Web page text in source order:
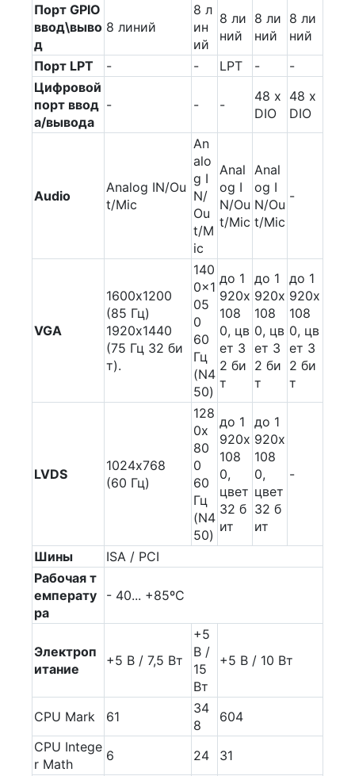
Порт GPIO
ввод\выво
д
8 линий
8 л
ин
ий
8 ли
ний
8 ли
ний
8 ли
ний
Порт LPT
- - LPT -
-
Цифровой
порт ввод
а/вывода
- - -
48 x
DIO
48 x
DIO
Audio
Analog IN/Ou
t/Mic
An
alo
g I
N/
Ou
t/M
ic
Anal
og I
N/Ou
t/Mic
Anal
og I
N/Ou
t/Mic
-
VGA
1600х1200
(85 Гц)
1920х1440
(75 Гц 32 би
т).
140
0x1
05
0
60
Гц
(N4
50)
до 1
920х
108
0, цв
ет 3
2 би
т
до 1
920х
108
0, цв
ет 3
2 би
т
до 1
920х
108
0, цв
ет 3
2 би
т
LVDS
1024х768
(60 Гц)
128
0x
80
0
60
Гц
(N4
50)
до 1
920х
108
0,
цвет
32 б
ит
до 1
920х
108
0,
цвет
32 б
ит
-
Шины
ISA / PCI
Рабочая т
емперату
ра
- 40... +85ºC
Электроп
итание
+5 В / 7,5 Вт
+5
В /
15
Вт
+5 В / 10 Вт
CPU Mark 61
34
8
604
CPU Intege
r Math
6 24
31